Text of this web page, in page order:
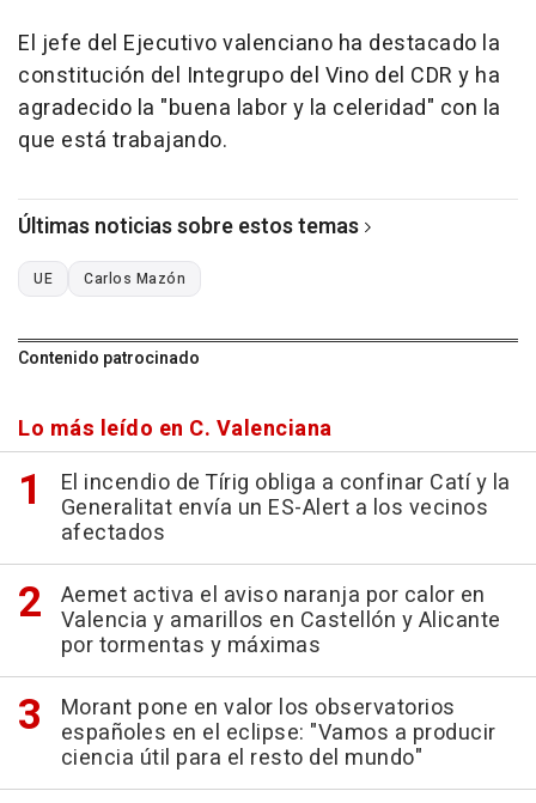
El jefe del Ejecutivo valenciano ha destacado la
constitución del Integrupo del Vino del CDR y ha
agradecido la "buena labor y la celeridad" con la
que está trabajando.
Últimas noticias sobre estos temas
UE Carlos Mazón
Contenido patrocinado
Lo más leído en C. Valenciana
El incendio de Tírig obliga a confinar Catí y la
Generalitat envía un ES-Alert a los vecinos
afectados
Aemet activa el aviso naranja por calor en
Valencia y amarillos en Castellón y Alicante
por tormentas y máximas
Morant pone en valor los observatorios
españoles en el eclipse: "Vamos a producir
ciencia útil para el resto del mundo"